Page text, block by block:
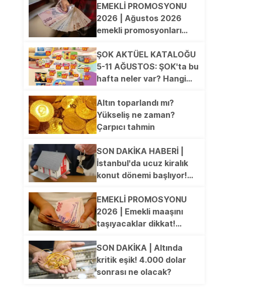
EMEKLİ PROMOSYONU
2026 | Ağustos 2026
emekli promosyonları
ödemeyi hangi banka
veriyor?
ŞOK AKTÜEL KATALOĞU
5-11 AĞUSTOS: ŞOK'ta bu
hafta neler var? Hangi
Frezya Kase, Kilim, Koltuk
Örtüsü, Peştemal, Dijital
Baskılı Plaj Çantası,
Altın toparlandı mı?
Yükseliş ne zaman?
Çarpıcı tahmin
SON DAKİKA HABERİ |
İstanbul'da ucuz kiralık
konut dönemi başlıyor!
İşte merak edilen o
tarihler...
EMEKLİ PROMOSYONU
2026 | Emekli maaşını
taşıyacaklar dikkat!
açıklandı
SON DAKİKA | Altında
kritik eşik! 4.000 dolar
sonrası ne olacak?